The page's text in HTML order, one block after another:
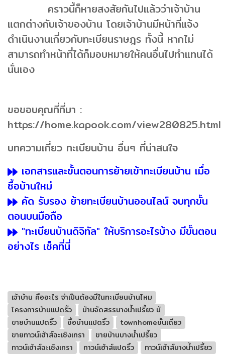
คราวนี้ก็หายสงสัยกันไปแล้วว่าเจ้าบ้าน
แตกต่างกับเจ้าของบ้าน โดยเจ้าบ้านมีหน้าที่แจ้ง
ดำเนินงานเกี่ยวกับทะเบียนราษฎร ทั้งนี้ หากไม่
สามารถทำหน้าที่ได้ก็มอบหมายให้คนอื่นไปทำแทนได้
นั่นเอง
ขอขอบคุณที่ที่มา :
https://home.kapook.com/view280825.html
บทความเกี่ยว ทะเบียนบ้าน อื่นๆ ที่น่าสนใจ
เอกสารและขั้นตอนการย้ายเข้าทะเบียนบ้าน เมื่อ
ซื้อบ้านใหม่
คัด รับรอง ย้ายทะเบียนบ้านออนไลน์ จบทุกขั้น
ตอนบนมือถือ
"ทะเบียนบ้านดิจิทัล" ให้บริการอะไรบ้าง มีขั้นตอน
อย่างไร เช็คที่นี่
เจ้าบ้าน คืออะไร จำเป็นต้องมีในทะเบียนบ้านไหม
โครงการบ้านแปดริ้ว
บ้านจัดสรรบางน้ำเปรี้ยว บ้
ขายบ้านแปดริ้ว
ซื้อบ้านแปดริ้ว
townhomeชั้นเดียว
ขายทาวน์เฮ้าส์ฉะเชิงเทรา
ขายบ้านบางน้ำเปรี้ยว
ทาวน์เฮ้าส์ฉะเชิงเทรา
ทาวน์เฮ้าส์แปดริ้ว
ทาวน์เฮ้าส์บางน้ำเปรี้ยว